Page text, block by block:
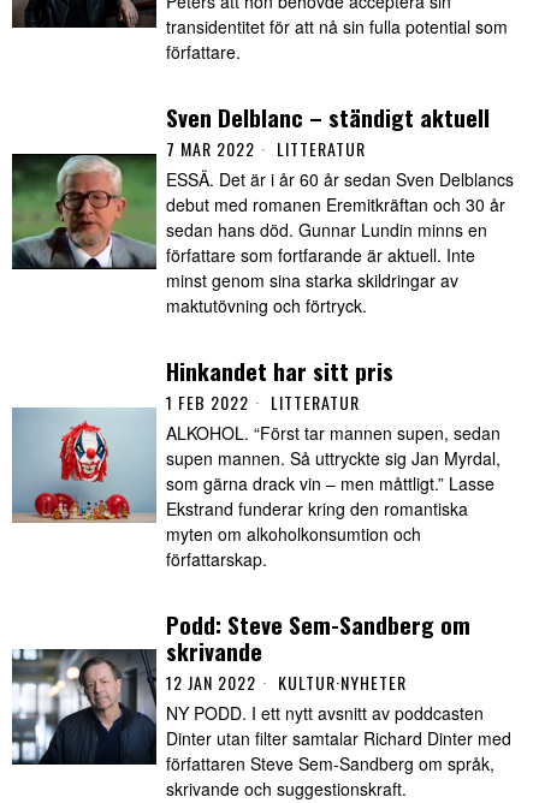
transidentitet för att nå sin fulla potential som
författare.
Sven Delblanc – ständigt aktuell
7 MAR 2022 LITTERATUR
ESSÄ. Det är i år 60 år sedan Sven Delblancs
debut med romanen Eremitkräftan och 30 år
sedan hans död. Gunnar Lundin minns en
författare som fortfarande är aktuell. Inte
minst genom sina starka skildringar av
maktutövning och förtryck.
Hinkandet har sitt pris
1 FEB 2022 LITTERATUR
ALKOHOL. “Först tar mannen supen, sedan
supen mannen. Så uttryckte sig Jan Myrdal,
som gärna drack vin – men måttligt.” Lasse
Ekstrand funderar kring den romantiska
myten om alkoholkonsumtion och
författarskap.
Podd: Steve Sem-Sandberg om
skrivande
12 JAN 2022 KULTUR·NYHETER
NY PODD. I ett nytt avsnitt av poddcasten
Dinter utan filter samtalar Richard Dinter med
författaren Steve Sem-Sandberg om språk,
skrivande och suggestionskraft.